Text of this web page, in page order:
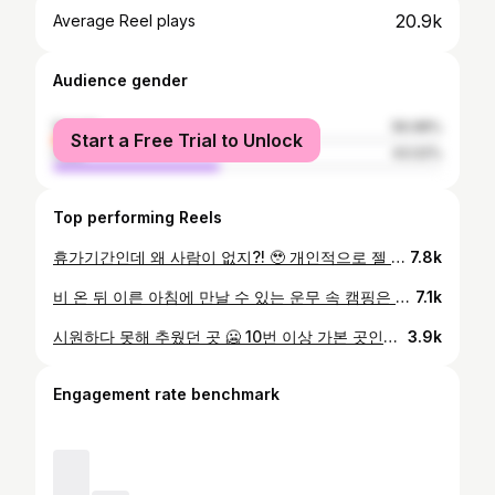
Average Reel plays 20.9k
Audience gender
female
male
Start a Free Trial to Unlock
Top performing Reels
휴가기간인데 왜 사람이 없지?! 🥹 개인적으로 젤 좋아하는 하옥 포인트인데 ㅋ 캠핑 한주 쉬고 당일치기로 시원하게 계곡투어 다녀왔습니다 ㅎ🌲💦 더워서 캠핑 쉬고계신 캠퍼님들은 하옥 한번 다녀오세요 🤿 📍 #하옥계곡 상류 #계곡 #계곡추천 #계곡캠핑 #물놀이 #헬리녹스 #helinox #로얄박스 7.8k
비 온 뒤 이른 아침에 만날 수 있는 운무 속 캠핑은 정말 말로 표현하기 힘드네요 🥹😍 비 소식이 있다면 숲속 휴양림으로 가셔서 꼭 경험해 보세요!! 🌧️ 무보정 사진과 영상들입니다 ㅎ🏕️ 📍토함산 자연휴양림 22번 데크 ✔️텐트,캐리어: 폴러스터프 ✔️타프: 힐레베르그 10xp ✔️테이블: 펜더우즈 육각, 블루릿지 스넥 테이블 #우중캠 #우중캠핑 #운무 #폴러스터프 #힐레베르그 #파커스인터내셔널 7.1k
시원하다 못해 추웠던 곳 🥶 10번 이상 가본 곳인데, 진짜 명당 자리는 여기였네요 ㄷ 🏕️😅 개인적으로 좋아하는 바위, 이끼, 계곡, 나무그늘.. 모두 있는 데크 psy와 취향 비슷하신 분들은 꼭 한번 가보세요!! 🩵👍 첫 사용했던 느루텐트는 다음에 자세히 설명 드릴게요~ 📍신불산 폭포 자연휴양림 111번 ✔️텐트: 꼴로르 느루 ✔️테이블: 펜더우즈 행잉 ✔️체어: 오리지널 커밋 #느루스타터 #신불산 #자연휴양림 #솔캠 #꼴로르 #느루텐트 3.9k
Engagement rate benchmark